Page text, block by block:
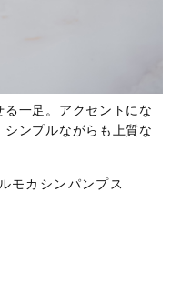
一足。アクセントにな
ンプルながらも上質な
モカシンパンプス